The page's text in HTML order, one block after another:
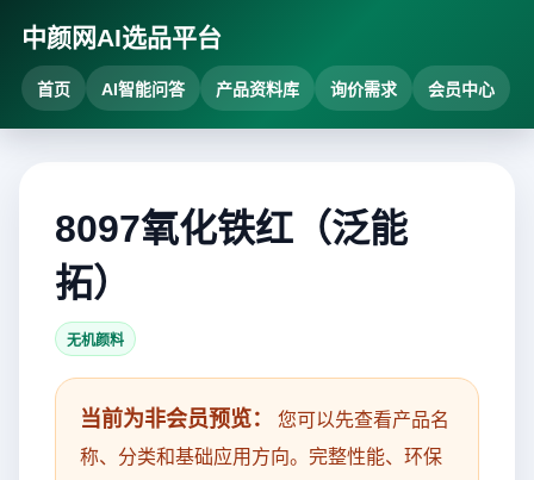
中颜网AI选品平台
首页 AI智能问答 产品资料库 询价需求 会员中心
8097氧化铁红（泛能
拓）
无机颜料
当前为非会员预览：
您可以先查看产品名
称、分类和基础应用方向。完整性能、环保